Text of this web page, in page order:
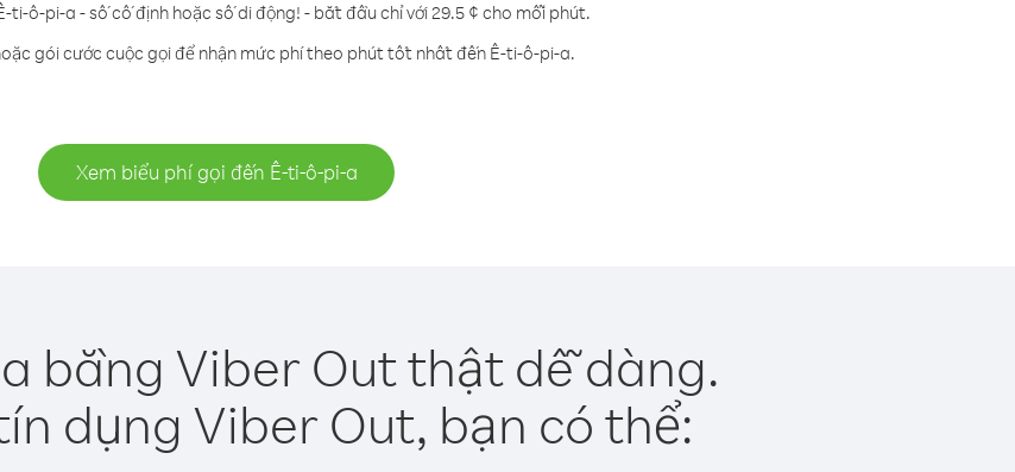
ti-ô-pi-a - số cố định hoặc số di động! - bắt đầu chỉ với 29.5 ¢ cho mỗi phút.
gói cước cuộc gọi để nhận mức phí theo phút tốt nhất đến Ê-ti-ô-pi-a.
Xem biểu phí gọi đến Ê-ti-ô-pi-a
bằng Viber Out thật dễ dàng.
dụng Viber Out, bạn có thể: